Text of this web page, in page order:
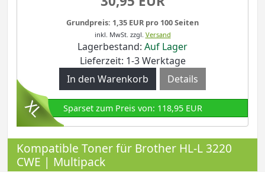
Grundpreis: 1,35 EUR pro 100 Seiten
inkl. MwSt. zzgl. Versand
Lagerbestand: Auf Lager
Lieferzeit: 1-3 Werktage
Details
Sparset zum Preis von: 118,95 EUR
Kompatible Toner für Brother HL-L 3220
CWE | Multipack